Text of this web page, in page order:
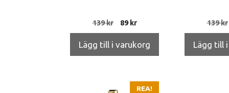
139kr
Det
ursprungliga
priset
var:
89krDet
nuvarande
priset
är:
Lägg till i varukorg
139kr
Lägg till
REA!